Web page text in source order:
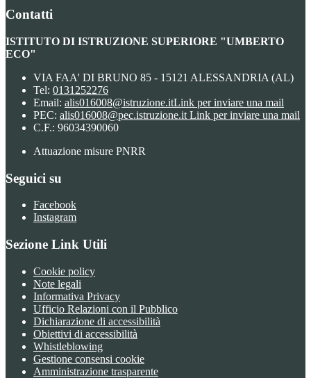
Contatti
ISTITUTO DI ISTRUZIONE SUPERIORE "UMBERTO
ECO"
VIA FAA' DI BRUNO 85 - 15121 ALESSANDRIA (AL)
Tel: 0131252276
Email: alis016008@istruzione.itLink per inviare una mail
PEC: alis016008@pec.istruzione.it Link per inviare una mail
C.F.: 96034390060
Attuazione misure PNRR
Seguici su
Facebook
Instagram
Sezione Link Utili
Cookie policy
Note legali
Informativa Privacy
Ufficio Relazioni con il Pubblico
Dichiarazione di accessibilità
Obiettivi di accessibilità
Whistleblowing
Gestione consensi cookie
Amministrazione trasparente